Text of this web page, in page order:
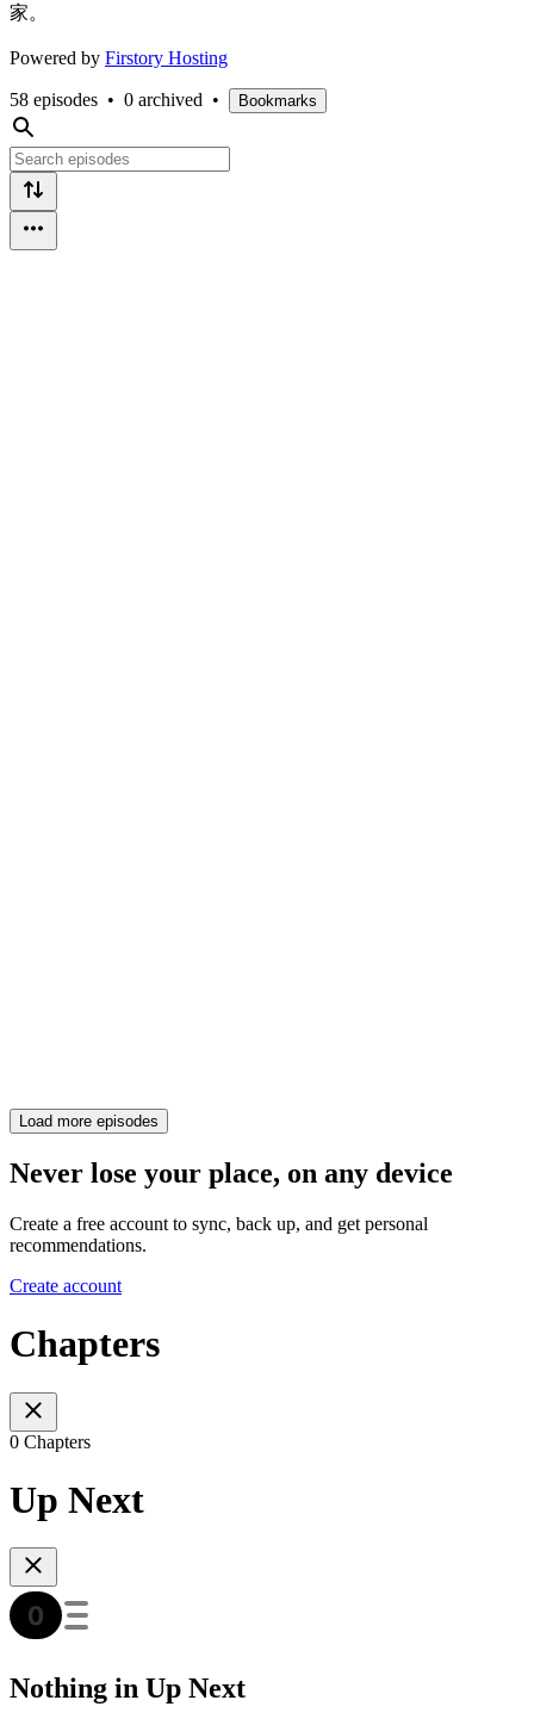
家。
Powered by Firstory Hosting
58 episodes • 0 archived • Bookmarks
Load more episodes
Never lose your place, on any device
Create a free account to sync, back up, and get personal
recommendations.
Create account
Chapters
0 Chapters
Up Next
Nothing in Up Next